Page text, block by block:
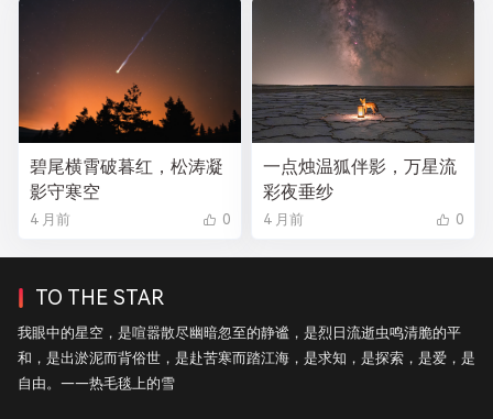
碧尾横霄破暮红，松涛凝
影守寒空
4 月前 0
一点烛温狐伴影，万星流
彩夜垂纱
4 月前 0
TO THE STAR
我眼中的星空，是喧嚣散尽幽暗忽至的静谧，是烈日流逝虫鸣清脆的平
和，是出淤泥而背俗世，是赴苦寒而踏江海，是求知，是探索，是爱，是
自由。——热毛毯上的雪